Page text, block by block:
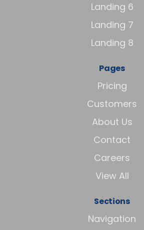
Landing 6
Landing 7
Landing 8
Pages
Pricing
Customers
About Us
Contact
Careers
View All
Sections
Navigation